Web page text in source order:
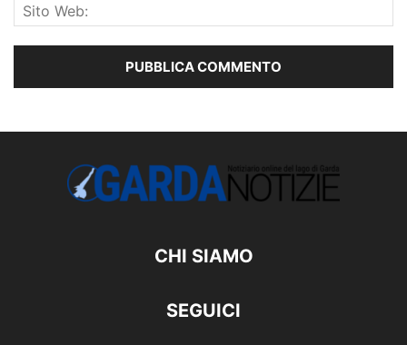
CHI SIAMO
SEGUICI